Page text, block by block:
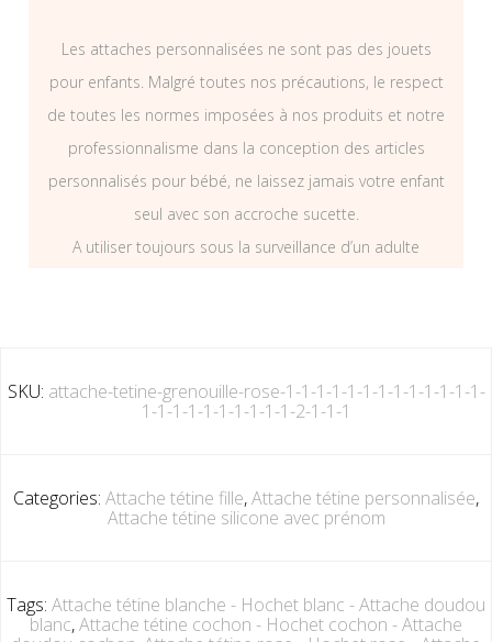
Les attaches personnalisées ne sont pas des jouets
pour enfants. Malgré toutes nos précautions, le respect
de toutes les normes imposées à nos produits et notre
professionnalisme dans la conception des articles
personnalisés pour bébé, ne laissez jamais votre enfant
seul avec son accroche sucette.
A utiliser toujours sous la surveillance d’un adulte
SKU: attache-tetine-grenouille-rose-1-1-1-1-1-1-1-1-1-1-1-1-1-
1-1-1-1-1-1-1-1-1-1-2-1-1-1
Categories: Attache tétine fille,Attache tétine personnalisée,
Attache tétine silicone avec prénom
Tags: Attache tétine blanche - Hochet blanc - Attache doudou
blanc,Attache tétine cochon - Hochet cochon - Attache